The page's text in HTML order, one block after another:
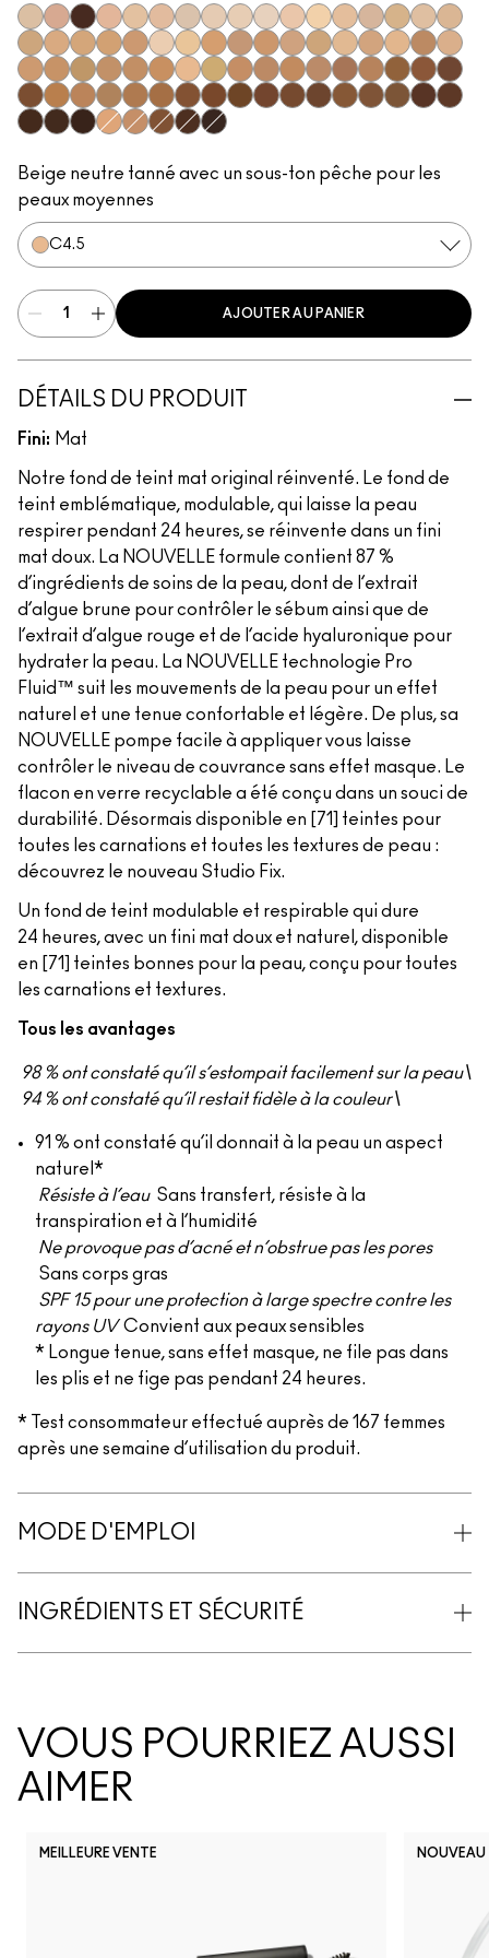
NC5N12NW63
N11N10N18NC10NW5NW10NC12N4 NC13NW13N4.5NC15N4.75NC16
NC17NC18NW15NC20NW18C4C40NC25NW20
NW22NC27NC30
N5 N6 C3.5NW25
N6.5
NC35NC37NC38NC40NC41NC42C4.5C45NC43.5
NC44NC44.5
NW30
NW33NW35NW40NW43
NW44
NW45
C8NC45NC45.5
NC46NC47NC50NW46NW47
Beige neutre tanné avec un sous-ton pêche pour les
peaux moyennes
C4.5
AJOUTER AU PANIER
DÉTAILS DU PRODUIT
Fini: Mat
Notre fond de teint mat original réinventé. Le fond de
teint emblématique, modulable, qui laisse la peau
respirer pendant 24 heures, se réinvente dans un fini
mat doux. La NOUVELLE formule contient 87 %
d’ingrédients de soins de la peau, dont de l’extrait
d’algue brune pour contrôler le sébum ainsi que de
l’extrait d’algue rouge et de l’acide hyaluronique pour
hydrater la peau. La NOUVELLE technologie Pro
Fluid™ suit les mouvements de la peau pour un effet
naturel et une tenue confortable et légère. De plus, sa
NOUVELLE pompe facile à appliquer vous laisse
contrôler le niveau de couvrance sans effet masque. Le
flacon en verre recyclable a été conçu dans un souci de
durabilité. Désormais disponible en [71] teintes pour
toutes les carnations et toutes les textures de peau :
découvrez le nouveau Studio Fix.
Un fond de teint modulable et respirable qui dure
24 heures, avec un fini mat doux et naturel, disponible
en [71] teintes bonnes pour la peau, conçu pour toutes
les carnations et textures.
Tous les avantages
98 % ont constaté qu’il s’estompait facilement sur la peau\
94 % ont constaté qu’il restait fidèle à la couleur\
91 % ont constaté qu’il donnait à la peau un aspect
naturel*
Résiste à l’eau Sans transfert, résiste à la
transpiration et à l’humidité
Ne provoque pas d’acné et n’obstrue pas les pores
Sans corps gras
SPF 15 pour une protection à large spectre contre les
rayons UVConvient aux peaux sensibles
* Longue tenue, sans effet masque, ne file pas dans
les plis et ne fige pas pendant 24 heures.
* Test consommateur effectué auprès de 167 femmes
après une semaine d’utilisation du produit.
MODE D'EMPLOI
INGRÉDIENTS ET SÉCURITÉ
VOUS POURRIEZ AUSSI
AIMER
MEILLEURE VENTE NOUVEAU